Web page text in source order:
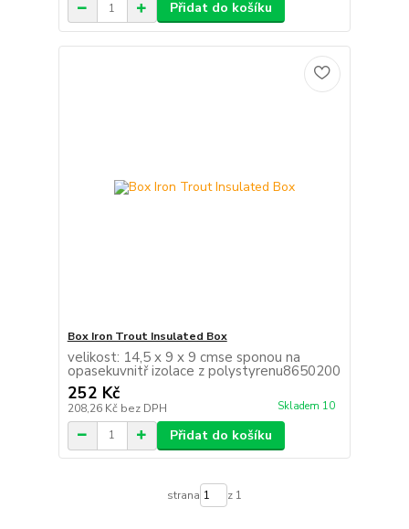
Přidat do košíku
Box Iron Trout Insulated Box
velikost: 14,5 x 9 x 9 cmse sponou na
opasekuvnitř izolace z polystyrenu8650200
252 Kč
208,26 Kč bez DPH Skladem 10
Přidat do košíku
strana z 1